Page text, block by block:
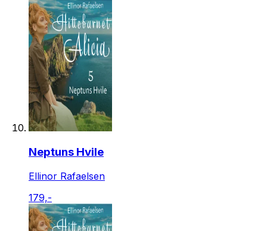
Neptuns Hvile
Ellinor Rafaelsen
179,-